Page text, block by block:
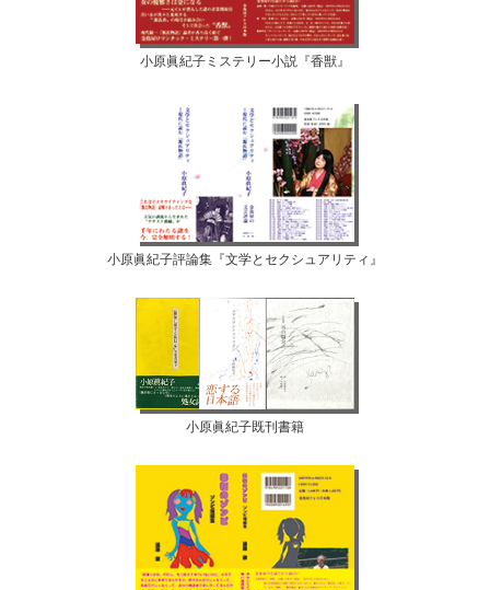
小原眞紀子ミステリー小説『香獣』
小原眞紀子評論集『文学とセクシュアリティ』
小原眞紀子既刊書籍